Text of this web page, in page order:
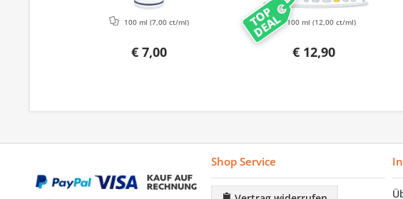
€ 7,00
100 ml (7,00 ct/ml) TOP
DEAL
€ 12,90
100 ml(12,00 ct/ml)
Shop Service